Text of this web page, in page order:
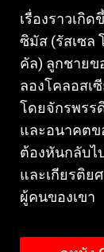
เรื่องราวเกิ
ซิมัส (รัสเซล
คัล) ลูกชายข
ลองโคลอสเ
โดยจักรพรร
และอนาคตข
ต้องหันกลับไ
และเกียรติย
ผู้คนของเขา